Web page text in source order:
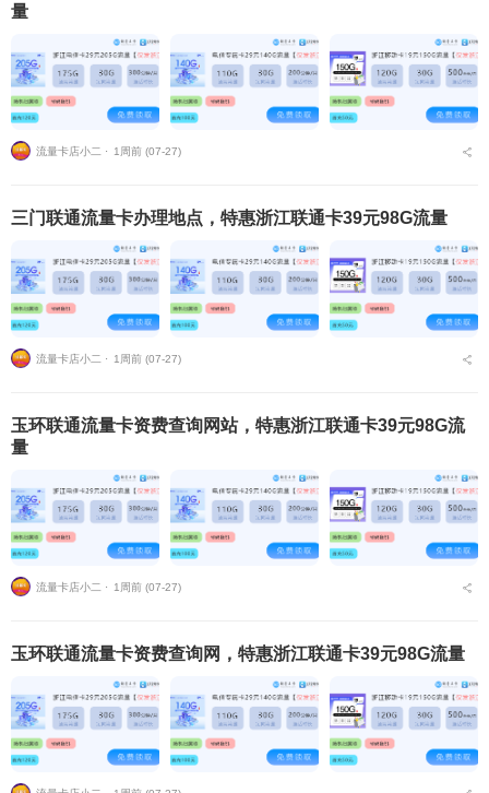
量
流量卡店小二 ⋅ 1周前 (07-27)
三门联通流量卡办理地点，特惠浙江联通卡39元98G流量
流量卡店小二 ⋅ 1周前 (07-27)
玉环联通流量卡资费查询网站，特惠浙江联通卡39元98G流
量
流量卡店小二 ⋅ 1周前 (07-27)
玉环联通流量卡资费查询网，特惠浙江联通卡39元98G流量